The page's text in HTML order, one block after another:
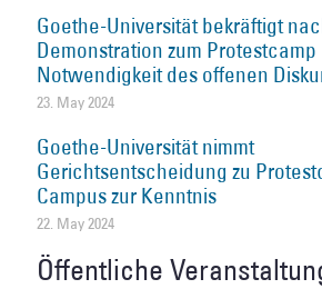
Goethe-Universität bekräftigt
Demonstration zum Protestcamp
Notwendigkeit des offenen
23. May 2024
Goethe-Universität nimmt
Gerichtsentscheidung zu
Campus zur Kenntnis
22. May 2024
Öffentliche